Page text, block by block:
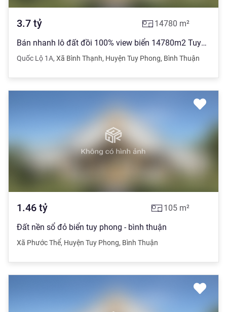
3.7 tỷ 14780 m²
Bán nhanh lô đất đồi 100% view biển 14780m2 TuyPhong, kế KDL Cổ Thạch
Quốc Lộ 1A, Xã Bình Thạnh, Huyện Tuy Phong, Bình Thuận
1.46 tỷ 105 m²
Đất nền sổ đỏ biển tuy phong - bình thuận
Xã Phước Thể, Huyện Tuy Phong, Bình Thuận